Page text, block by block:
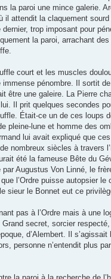
la paroi une mince galerie.
il attendit la claquement
dernier, trop imposant pour
la paroi, arrachant
court et les muscles
pénombre. Il sortit
être une galeire. La Pierre
Il prit quelques secondes
Était-ce un de ces loups
pleine-lune et homme des
lui avait expliqué que
nombreux siècles à travers
été la fameuse Bête du
Augustus Von Linné, le
l’Ordre puisse autopsier le
sieur le Bonnet eut ce
pas à l’Ordre mais à une
secret, sorcier
d’Alembert. Il s’agissait
personne n’entendit plus